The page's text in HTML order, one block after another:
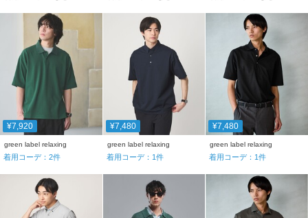
¥7,920
green label relaxing
着用コーデ： 2件
¥7,480
green label relaxing
着用コーデ： 1件
¥7,480
green label relaxing
着用コーデ： 1件